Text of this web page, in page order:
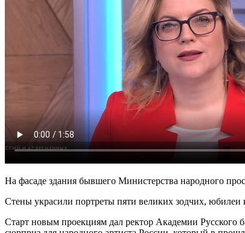
На фасаде здания бывшего Министерства народного
Стены украсили портреты пяти великих зодчих,
Старт новым проекциям дал ректор Академии Русского